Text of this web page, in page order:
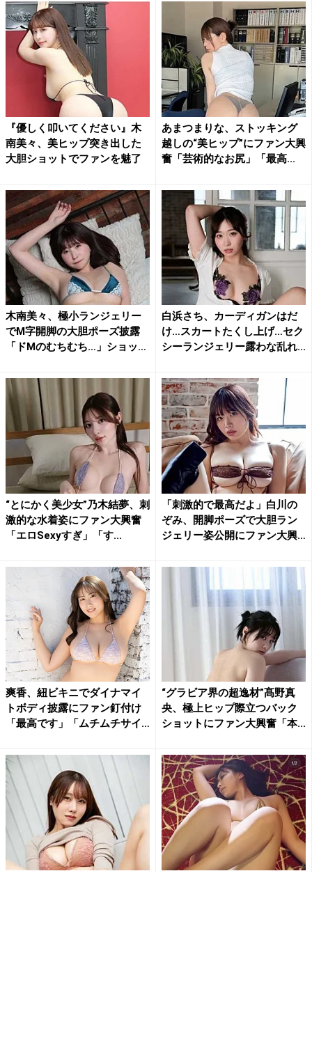
『優しく叩いてください』木
南美々、美ヒップ突き出した
大胆ショットでファンを魅了
あまつまりな、ストッキング
越しの“美ヒップ”にファン大興
奮「芸術的なお尻」「最高...
木南美々、極小ランジェリー
でM字開脚の大胆ポーズ披露
「ドMのむちむち…」ショッ
白浜さち、カーディガンはだ
け…スカートたくし上げ…セク
シーランジェリー露わな乱れ...
“とにかく美少女”乃木結夢、刺
激的な水着姿にファン大興奮
「エロSexyすぎ」「す...
「刺激的で最高だよ」白川の
ぞみ、開脚ポーズで大胆ラン
ジェリー姿公開にファン大興
爽香、紐ビキニでダイナマイ
トボディ披露にファン釘付け
「最高です」「ムチムチサイ
“グラビア界の超逸材”髙野真
央、極上ヒップ際立つバック
ショットにファン大興奮「本...